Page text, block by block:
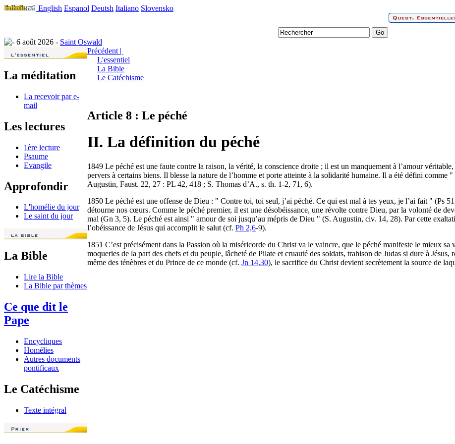
English Espanol Deutsh Italiano Slovensko
6 août 2026 - Saint Oswald
La méditation
La recevoir par e-
mail
Les lectures
1ère lecture
Psaume
Evangile
Approfondir
L'homélie du jour
Le saint du jour
La Bible
Lire la Bible
La Bible par thèmes
Ce que dit le
Pape
Encycliques
Homélies
Autres documents
pontificaux
Le Catéchisme
Texte intégral
Précédent |
L'essentiel
La Bible
Le Catéchisme
Article 8 : Le péché
II. La définition du péché
1849 Le péché est une faute contre la raison, la vérité, la conscience droite ; il est un manquement à l’amour
pervers à certains biens. Il blesse la nature de l’homme et porte atteinte à la solidarité humaine. Il a été défini
Augustin, Faust. 22, 27 : PL 42, 418 ; S. Thomas d’A., s. th. 1-2, 71, 6).
1850 Le péché est une offense de Dieu : " Contre toi, toi seul, j’ai péché. Ce qui est mal à tes yeux, je l’ai fait " (Ps
détourne nos cœurs. Comme le péché premier, il est une désobéissance, une révolte contre Dieu, par la volonté de
mal (Gn 3, 5). Le péché est ainsi " amour de soi jusqu’au mépris de Dieu " (S. Augustin, civ. 14, 28). Par cette
l’obéissance de Jésus qui accomplit le salut (cf. Ph 2,6-9).
1851 C’est précisément dans la Passion où la miséricorde du Christ va le vaincre, que le péché manifeste le mieux
moqueries de la part des chefs et du peuple, lâcheté de Pilate et cruauté des soldats, trahison de Judas si dure à
même des ténèbres et du Prince de ce monde (cf. Jn 14,30), le sacrifice du Christ devient secrètement la source de